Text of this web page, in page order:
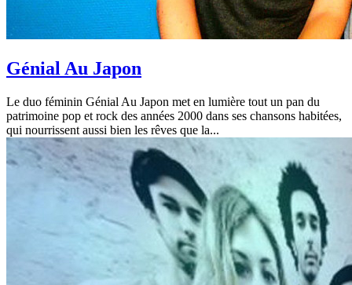
Génial Au Japon
Le duo féminin Génial Au Japon met en lumière tout un pan du
patrimoine pop et rock des années 2000 dans ses chansons habitées,
qui nourrissent aussi bien les rêves que la...